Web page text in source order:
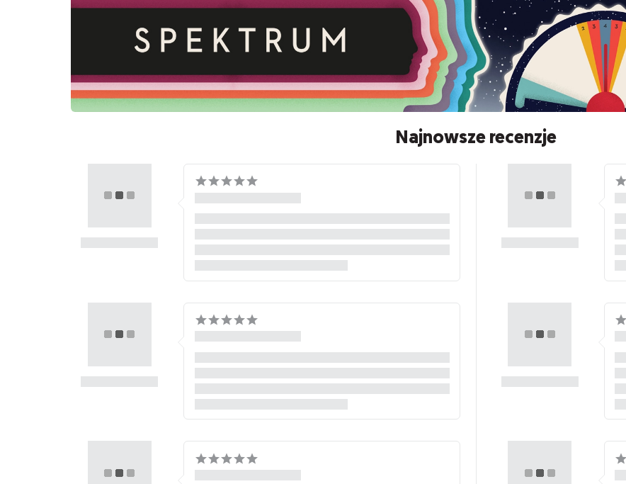
Najnowsze recenzje